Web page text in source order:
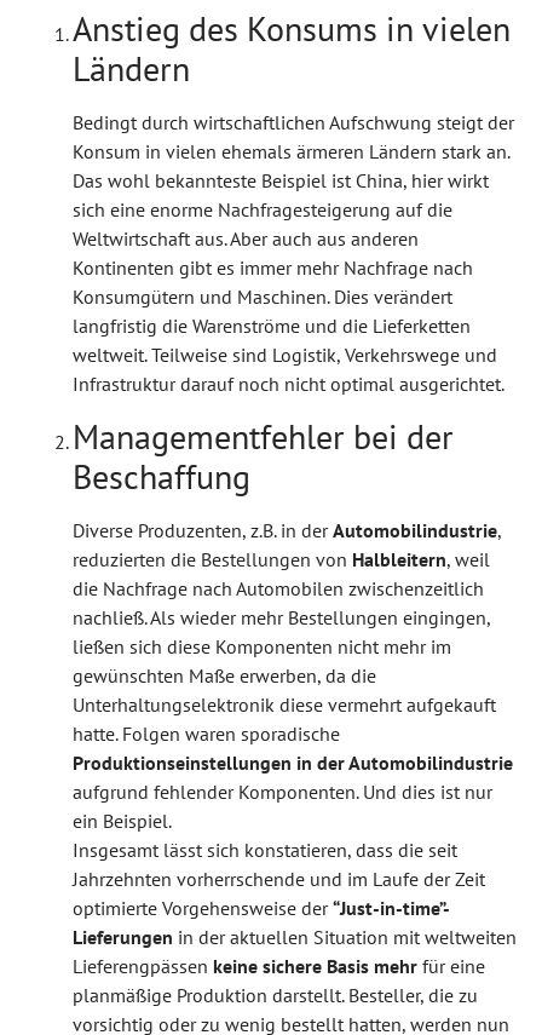
Anstieg des Konsums in vielen
Ländern
Bedingt durch wirtschaftlichen Aufschwung steigt der
Konsum in vielen ehemals ärmeren Ländern stark an.
Das wohl bekannteste Beispiel ist China, hier wirkt
sich eine enorme Nachfragesteigerung auf die
Weltwirtschaft aus. Aber auch aus anderen
Kontinenten gibt es immer mehr Nachfrage nach
Konsumgütern und Maschinen. Dies verändert
langfristig die Warenströme und die Lieferketten
weltweit. Teilweise sind Logistik, Verkehrswege und
Infrastruktur darauf noch nicht optimal ausgerichtet.
Managementfehler bei der
Beschaffung
Diverse Produzenten, z.B. in derAutomobilindustrie,
reduzierten die Bestellungen von Halbleitern, weil
die Nachfrage nach Automobilen zwischenzeitlich
nachließ. Als wieder mehr Bestellungen eingingen,
ließen sich diese Komponenten nicht mehr im
gewünschten Maße erwerben, da die
Unterhaltungselektronik diese vermehrt aufgekauft
hatte. Folgen waren sporadische
Produktionseinstellungen in der Automobilindustrie
aufgrund fehlender Komponenten. Und dies ist nur
ein Beispiel.
Insgesamt lässt sich konstatieren, dass die seit
Jahrzehnten vorherrschende und im Laufe der Zeit
optimierte Vorgehensweise der“Just-in-time”-
Lieferungen in der aktuellen Situation mit weltweiten
Lieferengpässen keine sichere Basis mehr für eine
planmäßige Produktion darstellt. Besteller, die zu
vorsichtig oder zu wenig bestellt hatten, werden nun